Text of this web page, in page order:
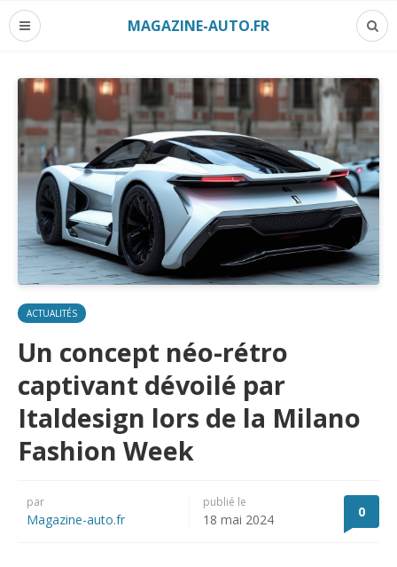
MAGAZINE-AUTO.FR
ACTUALITÉS
Un concept néo-rétro
captivant dévoilé par
Italdesign lors de la Milano
Fashion Week
par
Magazine-auto.fr
publié le
18 mai 2024 0